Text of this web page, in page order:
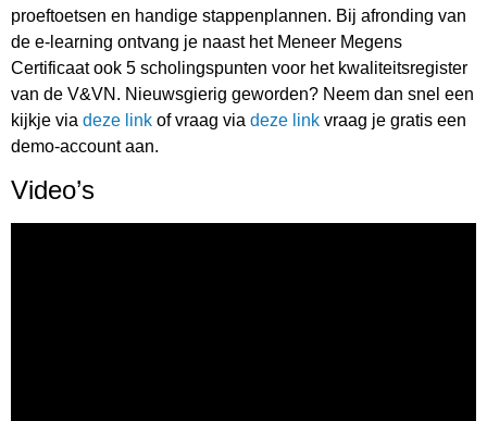
proeftoetsen en handige stappenplannen. Bij afronding van
de e-learning ontvang je naast het Meneer Megens
Certificaat ook 5 scholingspunten voor het kwaliteitsregister
van de V&VN. Nieuwsgierig geworden? Neem dan snel een
kijkje via deze link of vraag via deze link vraag je gratis een
demo-account aan.
Video’s